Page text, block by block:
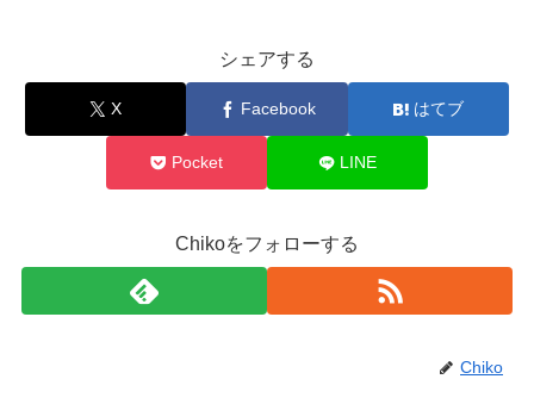
シェアする
X Facebook はてブ
Pocket LINE
Chikoをフォローする
Chiko